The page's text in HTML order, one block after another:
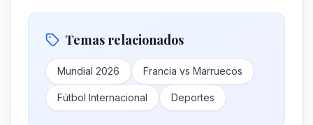
Temas relacionados
Mundial 2026 Francia vs Marruecos
Fútbol Internacional Deportes